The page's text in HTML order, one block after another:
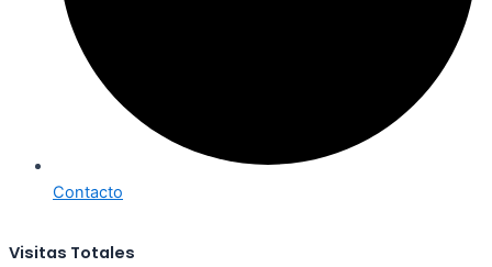
Contacto
Visitas Totales